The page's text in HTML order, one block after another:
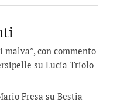
con commento
su Lucia Triolo
Fresa su Bestia